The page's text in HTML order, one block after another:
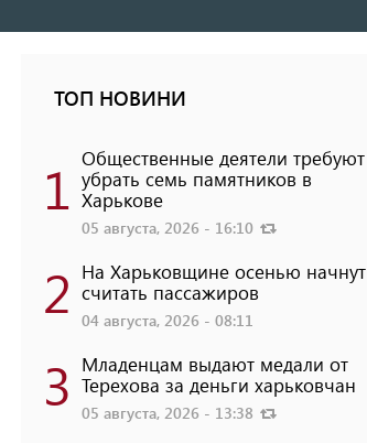
ТОП НОВИНИ
1 Общественные деятели требуют
убрать семь памятников в
Харькове
05 августа, 2026 - 16:10
2 На Харьковщине осенью начнут
считать пассажиров
04 августа, 2026 - 08:11
3 Младенцам выдают медали от
Терехова за деньги харьковчан
05 августа, 2026 - 13:38